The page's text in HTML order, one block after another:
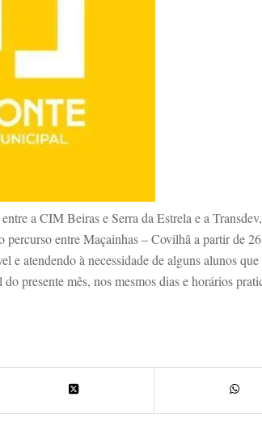
a CIM Beiras e Serra da Estrela e a
percurso entre Maçainhas – Covilhã a partir de
e atendendo à necessidade de alguns alunos
presente mês, nos mesmos dias e horários